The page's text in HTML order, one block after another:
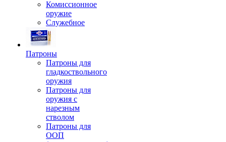
Комиссионное
оружие
Служебное
Патроны
Патроны для
гладкоствольного
оружия
Патроны для
оружия с
нарезным
стволом
Патроны для
ООП